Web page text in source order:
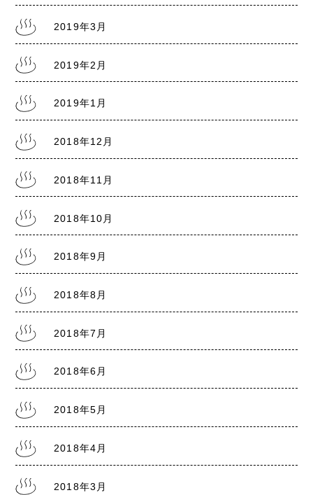
2019年3月
2019年2月
2019年1月
2018年12月
2018年11月
2018年10月
2018年9月
2018年8月
2018年7月
2018年6月
2018年5月
2018年4月
2018年3月